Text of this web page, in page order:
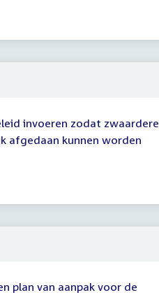
invoeren zodat zwaardere
afgedaan kunnen worden
plan van aanpak voor de